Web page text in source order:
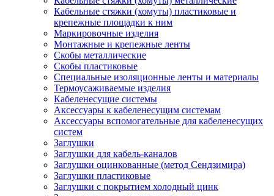
Кабельные стяжки (хомуты) пластиковые и
крепежные площадки к ним
Маркировочные изделия
Монтажные и крепежные ленты
Скобы металлические
Скобы пластиковые
Специальные изоляционные ленты и материалы
Термоусаживаемые изделия
Кабеленесущие системы
Аксессуары к кабеленесущим системам
Аксессуары вспомогательные для кабеленесущих
систем
Заглушки
Заглушки для кабель-каналов
Заглушки оцинкованные (метод Сендзимира)
Заглушки пластиковые
Заглушки с покрытием холодный цинк